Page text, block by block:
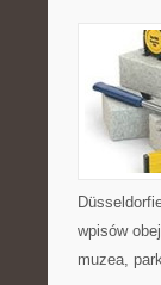
wpisów
muzea,